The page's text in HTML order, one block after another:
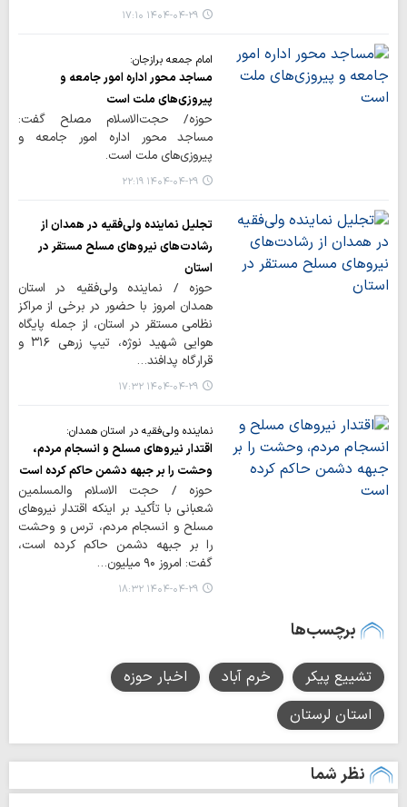
۱۴۰۴-۰۴-۲۹ ۱۷:۱۰
امام جمعه برازجان:
مساجد محور اداره امور جامعه و
پیروزی‌های ملت است
حوزه/ حجت‌الاسلام مصلح گفت:
مساجد محور اداره امور جامعه و
پیروزی‌های ملت است.
۱۴۰۴-۰۴-۲۹ ۲۲:۱۹
تجلیل نماینده ولی‌فقیه در همدان از
رشادت‌های نیروهای مسلح مستقر در
استان
حوزه / نماینده ولی‌فقیه در استان
همدان امروز با حضور در برخی از مراکز
نظامی مستقر در استان، از جمله پایگاه
هوایی شهید نوژه، تیپ زرهی ۳۱۶ و
قرارگاه پدافند…
۱۴۰۴-۰۴-۲۹ ۱۷:۳۲
نماینده ولی‌فقیه در استان همدان:
اقتدار نیروهای مسلح و انسجام مردم،
وحشت را بر جبهه دشمن حاکم کرده است
حوزه / حجت الاسلام والمسلمین
شعبانی با تأکید بر اینکه اقتدار نیروهای
مسلح و انسجام مردم، ترس و وحشت
را بر جبهه دشمن حاکم کرده است،
گفت: امروز ۹۰ میلیون…
۱۴۰۴-۰۴-۲۹ ۱۸:۳۲
برچسب‌ها
تشییع پیکر خرم آباد
اخبار حوزه
استان لرستان
نظر شما